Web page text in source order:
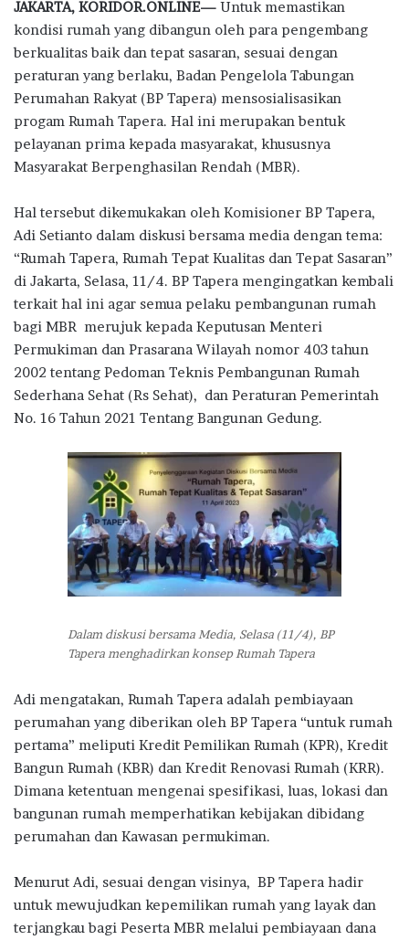
e
b
o
o
k
it
te
r
at
s
A
p
p
e e
g
ra
m
ar
e
JAKARTA, KORIDOR.ONLINE— Untuk memastikan
kondisi rumah yang dibangun oleh para pengembang
berkualitas baik dan tepat sasaran, sesuai dengan
peraturan yang berlaku, Badan Pengelola Tabungan
Perumahan Rakyat (BP Tapera) mensosialisasikan
progam Rumah Tapera. Hal ini merupakan bentuk
pelayanan prima kepada masyarakat, khususnya
Masyarakat Berpenghasilan Rendah (MBR).
Hal tersebut dikemukakan oleh Komisioner BP Tapera,
Adi Setianto dalam diskusi bersama media dengan tema:
“Rumah Tapera, Rumah Tepat Kualitas dan Tepat Sasaran”
di Jakarta, Selasa, 11/4. BP Tapera mengingatkan kembali
terkait hal ini agar semua pelaku pembangunan rumah
bagi MBR merujuk kepada Keputusan Menteri
Permukiman dan Prasarana Wilayah nomor 403 tahun
2002 tentang Pedoman Teknis Pembangunan Rumah
Sederhana Sehat (Rs Sehat), dan Peraturan Pemerintah
No. 16 Tahun 2021 Tentang Bangunan Gedung.
Dalam diskusi bersama Media, Selasa (11/4), BP
Tapera menghadirkan konsep Rumah Tapera
Adi mengatakan, Rumah Tapera adalah pembiayaan
perumahan yang diberikan oleh BP Tapera “untuk rumah
pertama” meliputi Kredit Pemilikan Rumah (KPR), Kredit
Bangun Rumah (KBR) dan Kredit Renovasi Rumah (KRR).
Dimana ketentuan mengenai spesifikasi, luas, lokasi dan
bangunan rumah memperhatikan kebijakan dibidang
perumahan dan Kawasan permukiman.
Menurut Adi, sesuai dengan visinya, BP Tapera hadir
untuk mewujudkan kepemilikan rumah yang layak dan
terjangkau bagi Peserta MBR melalui pembiayaan dana